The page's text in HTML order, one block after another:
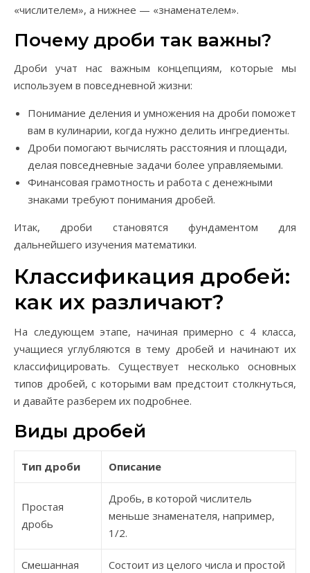
«числителем», а нижнее — «знаменателем».
Почему дроби так важны?
Дроби учат нас важным концепциям, которые мы
используем в повседневной жизни:
Понимание деления и умножения на дроби поможет
вам в кулинарии, когда нужно делить ингредиенты.
Дроби помогают вычислять расстояния и площади,
делая повседневные задачи более управляемыми.
Финансовая грамотность и работа с денежными
знаками требуют понимания дробей.
Итак, дроби становятся фундаментом для
дальнейшего изучения математики.
Классификация дробей:
как их различают?
На следующем этапе, начиная примерно с 4 класса,
учащиеся углубляются в тему дробей и начинают их
классифицировать. Существует несколько основных
типов дробей, с которыми вам предстоит столкнуться,
и давайте разберем их подробнее.
Виды дробей
Тип дроби Описание
Простая
дробь
Дробь, в которой числитель
меньше знаменателя, например,
1/2.
Смешанная
Состоит из целого числа и простой